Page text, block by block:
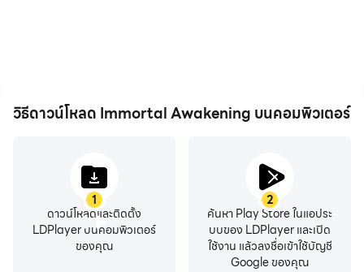
วิธีดาวน์โหลด Immortal Awakening บนคอมพิวเตอร์
1
ดาวน์โหลดและติดตั้ง
LDPlayer บนคอมพิวเตอร์
ของคุณ
2
ค้นหา Play Store ในแอประ
บบของ LDPlayer และเปิด
ใช้งาน แล้วลงชื่อเข้าใช้บัญชี
Google ของคุณ